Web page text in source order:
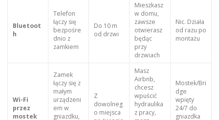
Bluetoot
h
Telefon
łączy się
bezpośre
dnio z
zamkiem
Do 10 m
od drzwi
Mieszkasz
w domu,
zawsze
otwierasz
będąc
przy
drzwiach
Nic. Działa
od razu po
montażu
Wi-Fi
przez
mostek
Zamek
łączy się z
małym
urządzeni
em w
gniazdku,
Z
dowolneg
o miejsca
Masz
Airbnb,
chcesz
wpuścić
hydraulika
z pracy,
Mostek/Bri
dge
wpięty
24/7 do
gniazdka